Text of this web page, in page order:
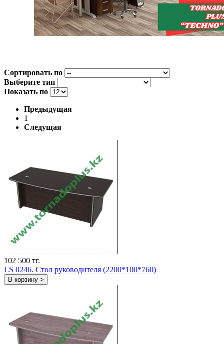
Сортировать по
Выберите тип
Показать по
Предыдущая
1
Следущая
102 500 тг.
LS 0246. Стол руководителя (2200*100*760)
В корзину >